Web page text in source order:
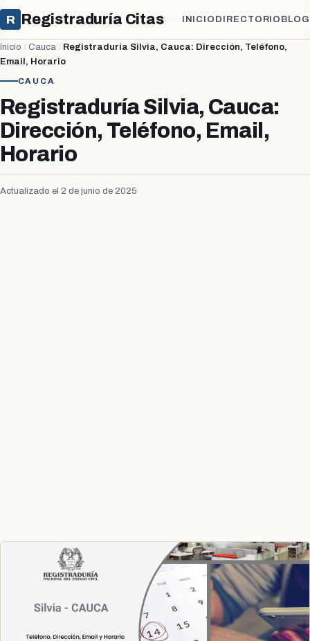
R Registraduría Citas INICIO DIRECTORIO BLOG
Inicio / Cauca / Registraduría Silvia, Cauca: Dirección, Teléfono,
Email, Horario
CAUCA
Registraduría Silvia, Cauca:
Dirección, Teléfono, Email,
Horario
Actualizado el 2 de junio de 2025